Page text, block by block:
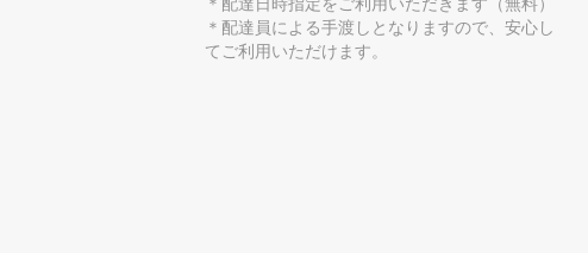
＊配達員による手渡しとなりますので、安心し
てご利用いただけます。